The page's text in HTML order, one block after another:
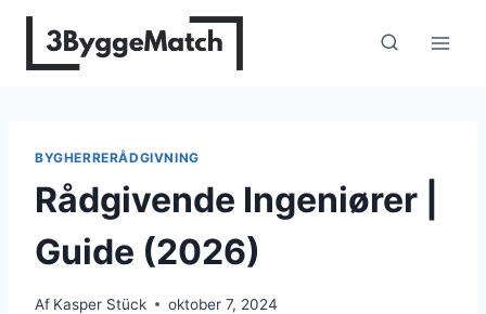
Fortsæt
indhold
BYGHERRERÅDGIVNING
Rådgivende Ingeniører |
Guide (2026)
Af Kasper Stück oktober 7, 2024